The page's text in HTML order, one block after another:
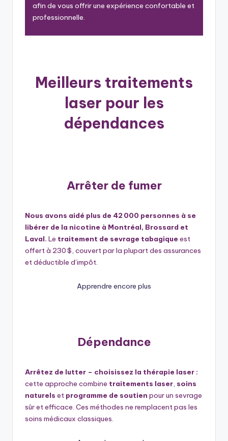
afin de vous offrir une expérience confortable et
professionnelle.
Meilleurs traitements
laser pour les
dépendances
Arrêter de fumer
Nous avons aidé plus de 42 000 personnes à se
libérer de la nicotine à Montréal, Brossard et
Laval. Le traitement de sevrage tabagique est
offert à 230 $, couvert par la plupart des assurances
et déductible d’impôt.
Apprendre encore plus
Dépendance
Arrêtez de lutter – choisissez la thérapie laser :
cette approche combine traitements laser soins
naturels et programme de soutien pour un sevrage
sûr et efficace. Ces méthodes ne remplacent pas les
soins médicaux classiques.